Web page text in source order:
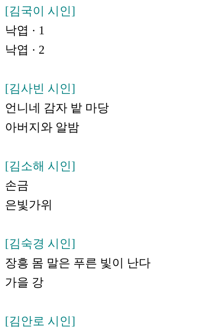
[김국이 시인]
낙엽 · 1
낙엽 · 2
[김사빈 시인]
언니네 감자 밭 마당
아버지와 알밤
[김소해 시인]
손금
은빛가위
[김숙경 시인]
장흥 몸 말은 푸른 빛이 난다
가을 강
[김안로 시인]